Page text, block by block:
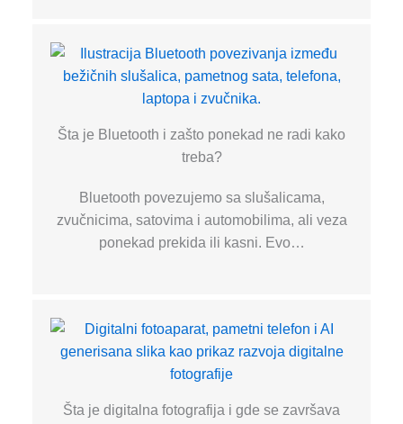
Šta je Bluetooth i zašto ponekad ne radi kako
treba?
Bluetooth povezujemo sa slušalicama,
zvučnicima, satovima i automobilima, ali veza
ponekad prekida ili kasni. Evo…
Šta je digitalna fotografija i gde se završava